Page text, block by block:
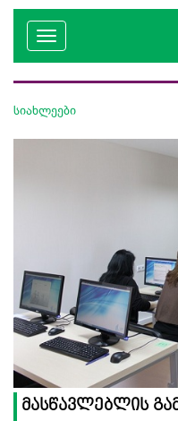
სიახლეები
მასწავლებლის